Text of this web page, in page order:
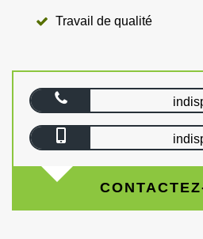
Travail de qualité